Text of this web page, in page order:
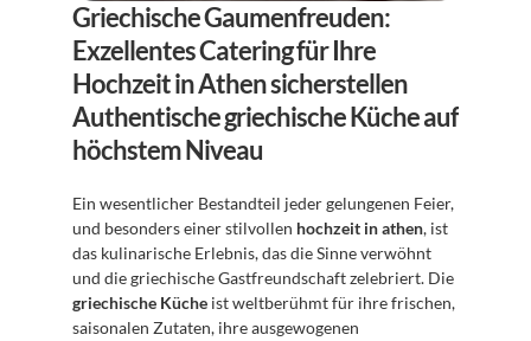
Griechische Gaumenfreuden:
Exzellentes Catering für Ihre
Hochzeit in Athen sicherstellen
Authentische griechische Küche auf
höchstem Niveau
Ein wesentlicher Bestandteil jeder gelungenen Feier,
und besonders einer stilvollen hochzeit in athen, ist
das kulinarische Erlebnis, das die Sinne verwöhnt
griechische Küche ist weltberühmt für ihre frischen,
saisonalen Zutaten, ihre ausgewogenen